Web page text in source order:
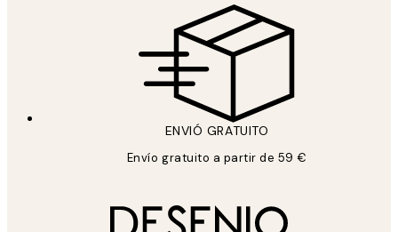
ENVIÓ GRATUITO
Envío gratuito a partir de 59 €